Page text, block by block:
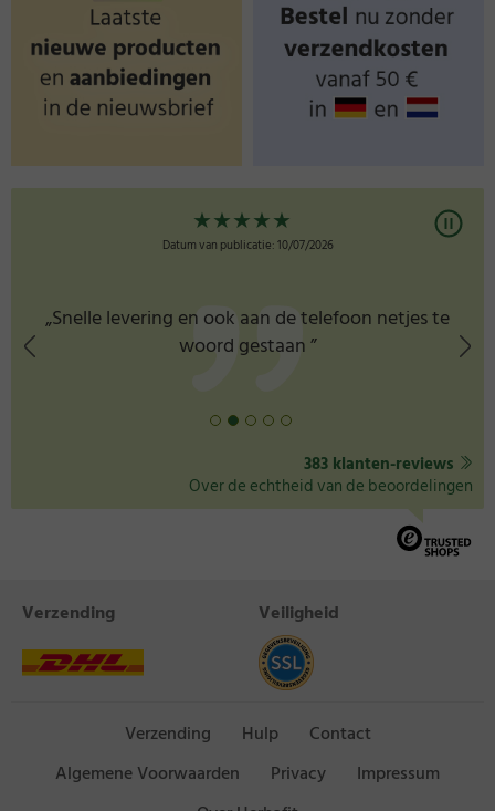
★★★★★
Datum van publicatie: 10/07/2026
„Snelle levering en ook aan de telefoon netjes te
woord gestaan ”
383 klanten-reviews
Over de echtheid van de beoordelingen
Verzending Veiligheid
Verzending Hulp
Contact
Algemene Voorwaarden
Privacy
Impressum